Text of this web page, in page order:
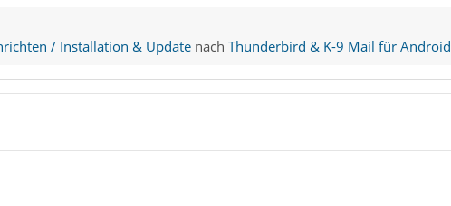
/ Installation & Updatenach Thunderbird & K-9 Mail für Android